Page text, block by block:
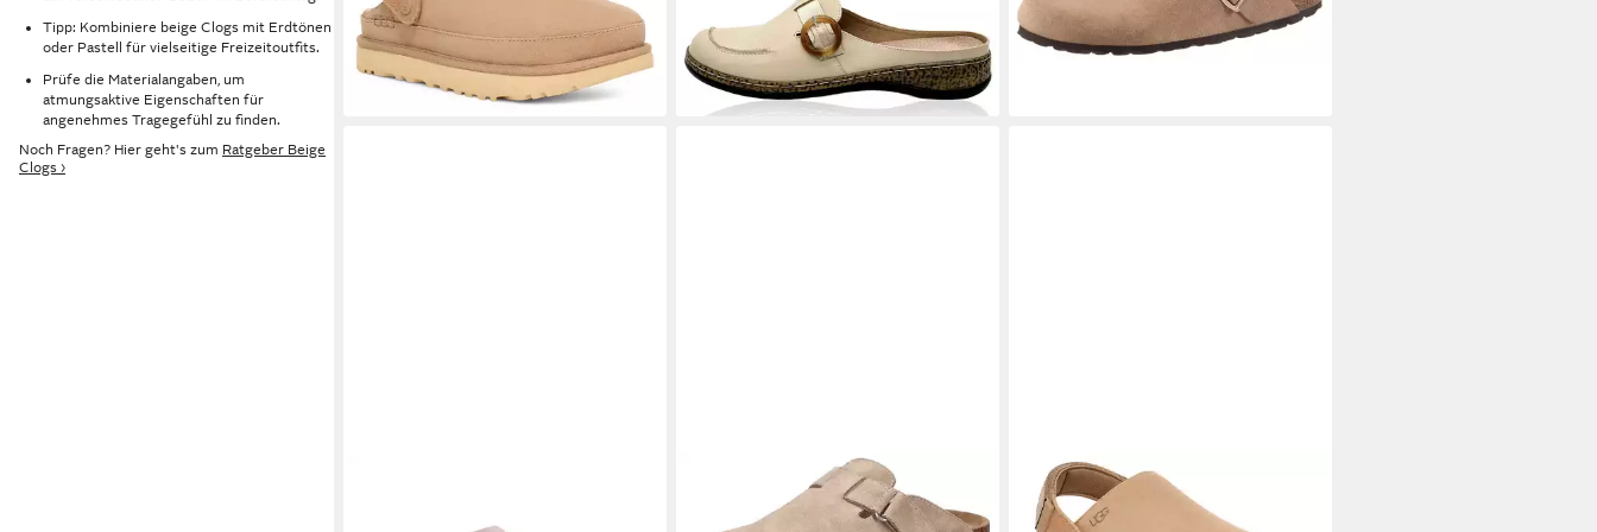
Tipp: Kombiniere beige Clogs mit Erdtönen
oder Pastell für vielseitige Freizeitoutfits.
Prüfe die Materialangaben, um
atmungsaktive Eigenschaften für
angenehmes Tragegefühl zu finden.
Noch Fragen? Hier geht's zum Ratgeber Beige
Clogs ›
Fersenriemen
-7%
geeignet
(39,90 €/ 1 Paar)
-33%
(39,99 €/ 1 Paar)
Clog Pantolette, Hausschuh,
Sommerschuh mit Klettriemchen
UGGUnisex W GOLDENSTAR CLOG
Clog Homeslippers, Plateauschuh,